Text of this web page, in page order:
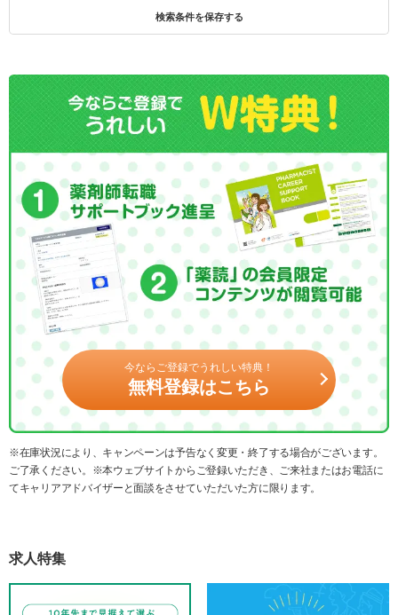
検索条件を保存する
今ならご登録でうれしい特典！
無料登録はこちら
※在庫状況により、キャンペーンは予告なく変更・終了する場合がございます。
ご了承ください。※本ウェブサイトからご登録いただき、ご来社またはお電話に
てキャリアアドバイザーと面談をさせていただいた方に限ります。
求人特集